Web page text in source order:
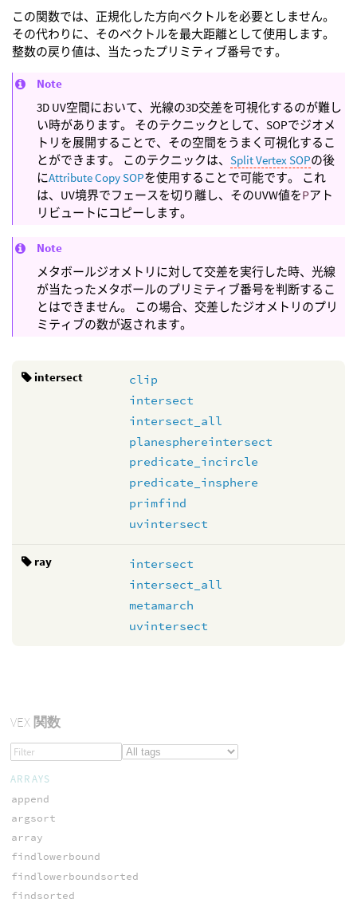
この関数では、正規化した方向ベクトルを必要としません。
その代わりに、そのベクトルを最大距離として使用します。
整数の戻り値は、当たったプリミティブ番号です。
Note
3D UV空間において、光線の3D交差を可視化するのが難し
い時があります。 そのテクニックとして、SOPでジオメ
トリを展開することで、その空間をうまく可視化するこ
とができます。 このテクニックは、 Split Vertex SOPの後
にAttribute Copy SOPを使用することで可能です。 これ
は、UV境界でフェースを切り離し、そのUVW値をPアト
リビュートにコピーします。
Note
メタボールジオメトリに対して交差を実行した時、光線
が当たったメタボールのプリミティブ番号を判断するこ
とはできません。 この場合、交差したジオメトリのプリ
ミティブの数が返されます。
intersect
clip
intersect
intersect_all
planesphereintersect
predicate_incircle
predicate_insphere
primfind
uvintersect
ray
intersect
intersect_all
metamarch
uvintersect
VEX関数
ARRAYS
append
argsort
array
findlowerbound
findlowerboundsorted
findsorted